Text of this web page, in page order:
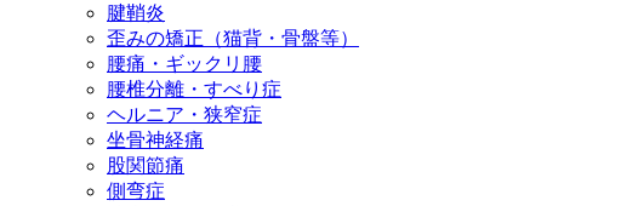
腱鞘炎
歪みの矯正（猫背・骨盤等）
腰痛・ギックリ腰
腰椎分離・すべり症
ヘルニア・狭窄症
坐骨神経痛
股関節痛
側弯症